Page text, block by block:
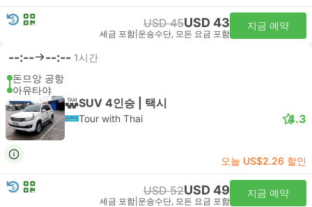
USD 45USD 43
세금 포함 운송수단, 모든 요금 포함
지금 예약
--:-- --:-- 1시간
돈므앙 공항
아유타야
SUV 4인승 | 택시
Tour with Thai 4.3
오늘 US$2.26 할인
USD 52USD 49
세금 포함 운송수단, 모든 요금 포함
지금 예약